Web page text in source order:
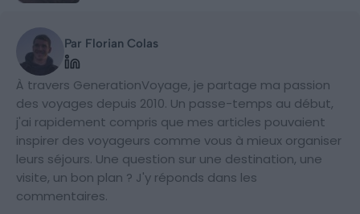
Par Florian Colas
À travers GenerationVoyage, je partage ma passion
des voyages depuis 2010. Un passe-temps au début,
j'ai rapidement compris que mes articles pouvaient
inspirer des voyageurs comme vous à mieux organiser
leurs séjours. Une question sur une destination, une
visite, un bon plan ? J'y réponds dans les
commentaires.